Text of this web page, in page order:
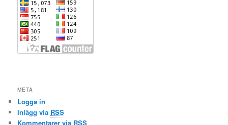
META
Logga in
Inlägg via RSS
Kommentarer via RSS